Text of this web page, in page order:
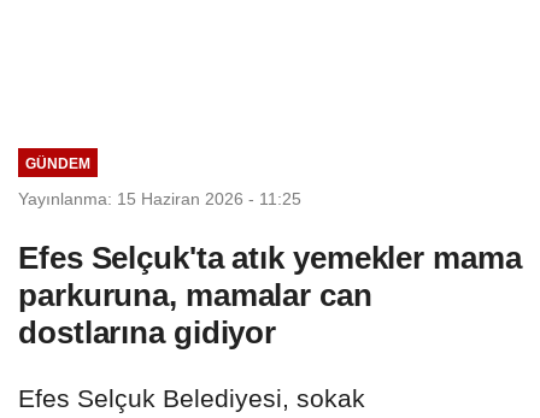
GÜNDEM
Yayınlanma: 15 Haziran 2026 - 11:25
Efes Selçuk'ta atık yemekler mama
parkuruna, mamalar can
dostlarına gidiyor
Efes Selçuk Belediyesi, sokak